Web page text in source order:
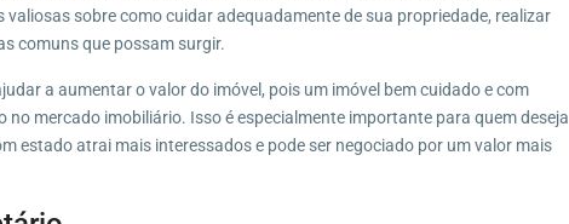
sobre como cuidar adequadamente de sua propriedade, realizar
comuns que possam surgir.
a aumentar o valor do imóvel, pois um imóvel bem cuidado e com
no mercado imobiliário. Isso é especialmente importante para quem deseja
estado atrai mais interessados e pode ser negociado por um valor mais